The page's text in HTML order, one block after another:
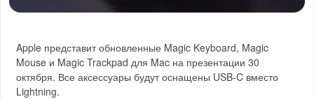
Apple представит обновленные Magic Keyboard, Magic
Mouse и Magic Trackpad для Mac на презентации 30
октября. Все аксессуары будут оснащены USB-C вместо
Lightning.